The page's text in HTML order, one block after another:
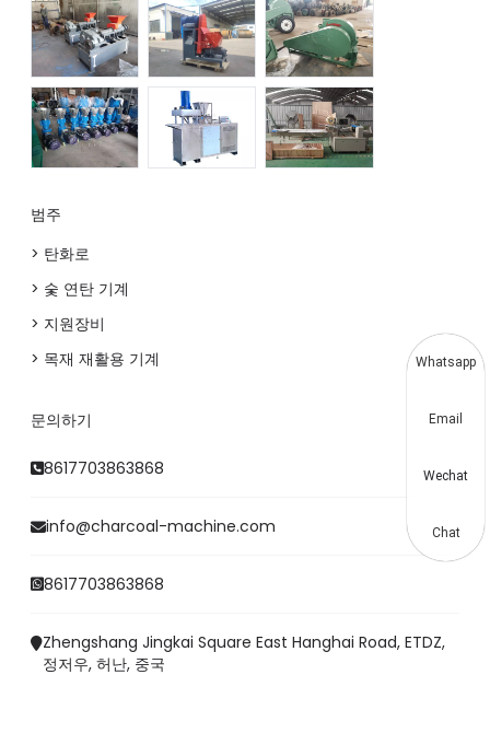
범주
> 탄화로
> 숯 연탄 기계
> 지원장비
> 목재 재활용 기계
문의하기
8617703863868
info@charcoal-machine.com
8617703863868
Zhengshang Jingkai Square East Hanghai Road, ETDZ,
정저우, 허난, 중국
Whatsapp
Email
Wechat
Chat